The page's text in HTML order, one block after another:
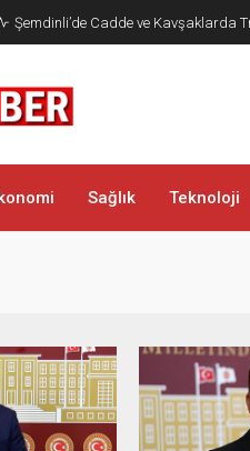
Şemdinli’de Cadde ve Kavşaklarda
Sağlık Teknoloji